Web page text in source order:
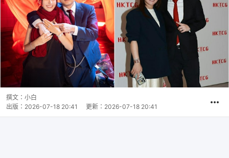
撰文： 小白
出版： 2026-07-18 20:41 更新： 2026-07-18 20:41